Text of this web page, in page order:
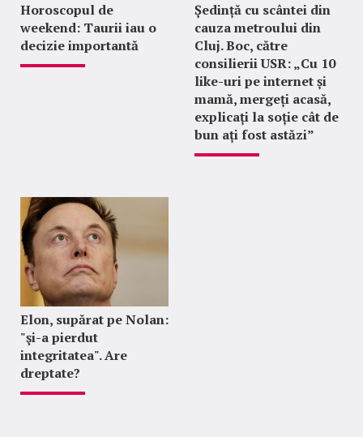
Horoscopul de
weekend: Taurii iau o
decizie importantă
Ședință cu scântei din
cauza metroului din
Cluj. Boc, către
consilierii USR: „Cu 10
like-uri pe internet și
mamă, mergeți acasă,
explicați la soție cât de
bun ați fost astăzi”
Elon, supărat pe Nolan:
"şi-a pierdut
integritatea". Are
dreptate?